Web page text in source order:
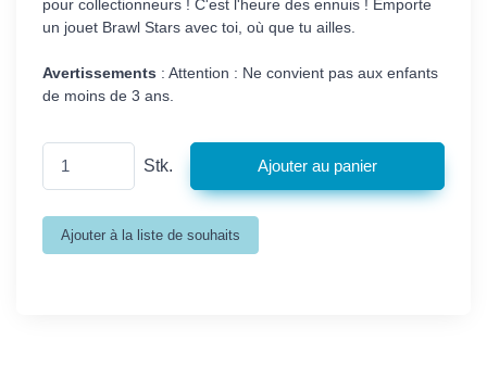
pour collectionneurs ! C'est l'heure des ennuis ! Emporte
un jouet Brawl Stars avec toi, où que tu ailles.
Avertissements : Attention : Ne convient pas aux enfants
de moins de 3 ans.
Stk.